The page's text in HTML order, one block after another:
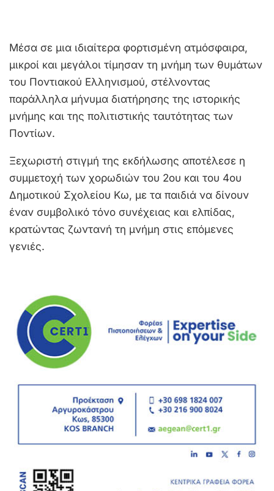
Μέσα σε μια ιδιαίτερα φορτισμένη ατμόσφαιρα,
μικροί και μεγάλοι τίμησαν τη μνήμη των θυμάτων
του Ποντιακού Ελληνισμού, στέλνοντας
παράλληλα μήνυμα διατήρησης της ιστορικής
μνήμης και της πολιτιστικής ταυτότητας των
Ποντίων.
Ξεχωριστή στιγμή της εκδήλωσης αποτέλεσε η
συμμετοχή των χορωδιών του 2ου και του 4ου
Δημοτικού Σχολείου Κω, με τα παιδιά να δίνουν
έναν συμβολικό τόνο συνέχειας και ελπίδας,
κρατώντας ζωντανή τη μνήμη στις επόμενες
γενιές.